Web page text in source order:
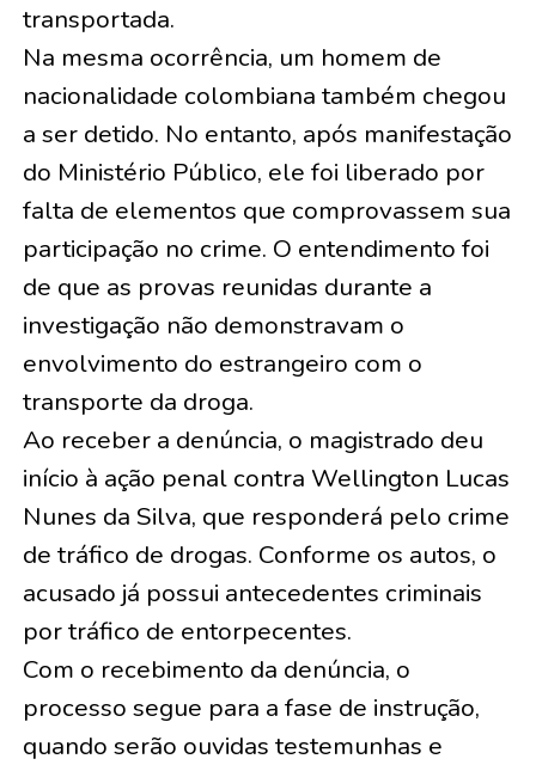
transportada.
Na mesma ocorrência, um homem de
nacionalidade colombiana também chegou
a ser detido. No entanto, após manifestação
do Ministério Público, ele foi liberado por
falta de elementos que comprovassem sua
participação no crime. O entendimento foi
de que as provas reunidas durante a
investigação não demonstravam o
envolvimento do estrangeiro com o
transporte da droga.
Ao receber a denúncia, o magistrado deu
início à ação penal contra Wellington Lucas
Nunes da Silva, que responderá pelo crime
de tráfico de drogas. Conforme os autos, o
acusado já possui antecedentes criminais
por tráfico de entorpecentes.
Com o recebimento da denúncia, o
processo segue para a fase de instrução,
quando serão ouvidas testemunhas e